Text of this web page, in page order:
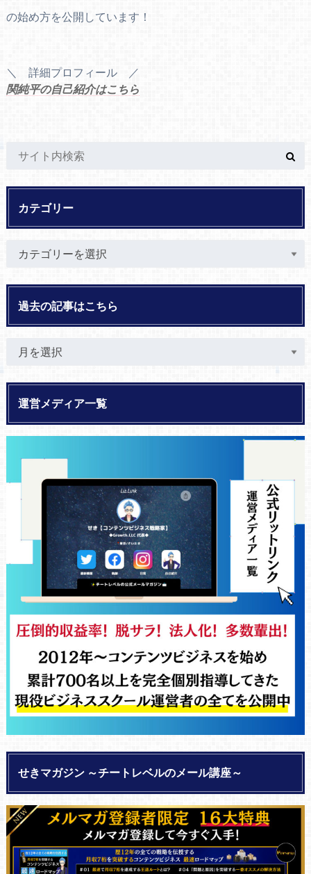
の始め方を公開しています！
＼ 詳細プロフィール ／
関純平の自己紹介はこちら
カテゴリー
過去の記事はこちら
運営メディア一覧
せきマガジン ～チートレベルのメール講座～